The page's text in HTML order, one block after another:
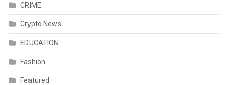
CRIME
Crypto News
EDUCATION
Fashion
Featured